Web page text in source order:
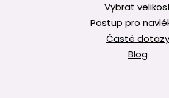
Vybrat
Postup pro
Časté dotazy
Blog